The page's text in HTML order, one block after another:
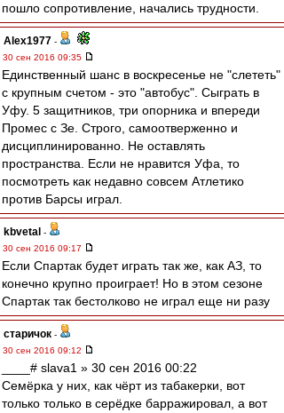
пошло сопротивление, начались трудности.
Alex1977 -
30 сен 2016 09:35
Единственный шанс в воскресенье не "слететь"
с крупным счетом - это "автобус". Сыграть в
Уфу. 5 защитников, три опорника и впереди
Промес с Зе. Строго, самоотверженно и
дисциплинированно. Не оставлять
пространства. Если не нравится Уфа, то
посмотреть как недавно совсем Атлетико
против Барсы играл.
kbvetal -
30 сен 2016 09:17
Если Спартак будет играть так же, как АЗ, то
конечно крупно проиграет! Но в этом сезоне
Спартак так бестолково не играл еще ни разу
старичок -
30 сен 2016 09:12
____# slava1 » 30 сен 2016 00:22
Семёрка у них, как чёрт из табакерки, вот
только только в серёдке барражировал, а вот